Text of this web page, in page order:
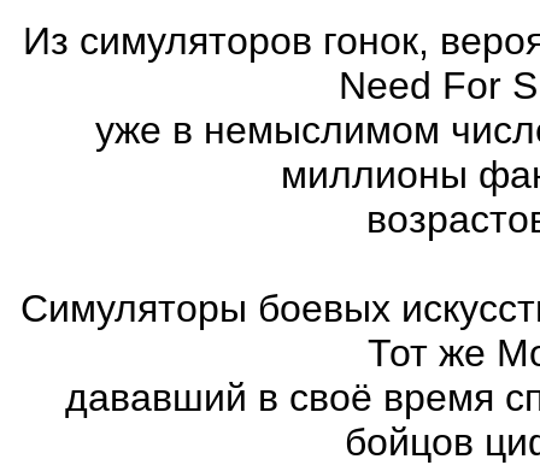
Из симуляторов гонок,
Need For
уже в немыслимом
миллионы
Симуляторы боевых
Тот же
дававший в своё время
бойцов